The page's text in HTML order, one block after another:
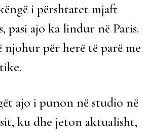
i përshtatet mjaft
pasi ajo ka lindur në Paris.
njohur për herë të parë me
ajo i punon në studio në
ku dhe jeton aktualisht,